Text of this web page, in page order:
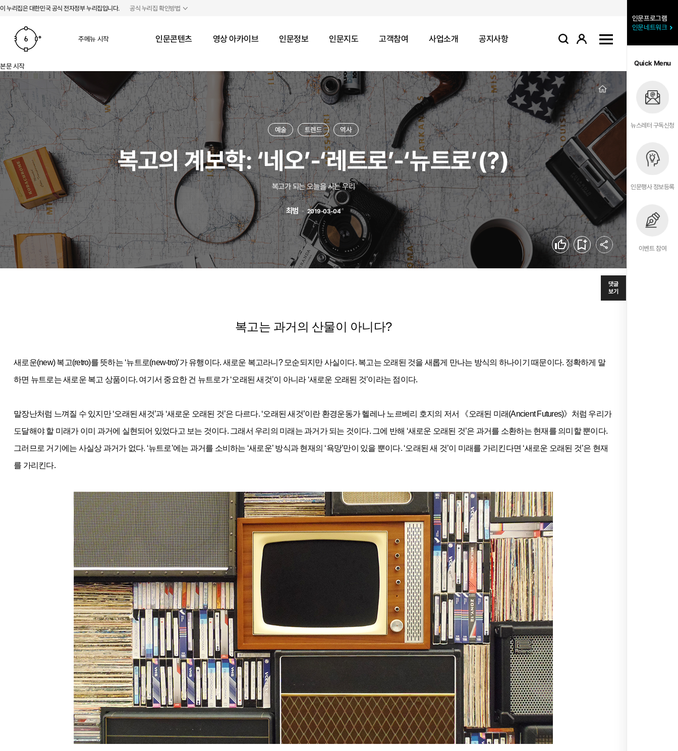
본문 바로가기
주메뉴 바로가기
이 누리집은 대한민국 공식 전자정부 누리집입니다. 공식 누리집 확인방법
주메뉴 시작 인문콘텐츠 영상 아카이브 인문정보 인문지도 고객참여 사업소개 공지사항 검색 로그인 사이트맵
인문프로그램
인문네트워크
Quick Menu
뉴스레터 구독신청
인문행사 정보등록
이벤트 참여
본문 시작
예술 트렌드 역사
복고의 계보학: ‘네오’-‘레트로’-‘뉴트로’(?)
복고가 되는 오늘을 사는 우리
최범 2019-03-04
공유하기
좋아요 북마크
복고는 과거의 산물이 아니다?
새로운(new) 복고(retro)를 뜻하는 ‘뉴트로(new-tro)’가 유행이다. 새로운 복고라니? 모순되지만 사실이다. 복고는 오래된 것을 새롭게 만나는 방식의 하나이기 때문이다. 정확하게 말
하면 뉴트로는 새로운 복고 상품이다. 여기서 중요한 건 뉴트로가 ‘오래된 새것’이 아니라 ‘새로운 오래된 것’이라는 점이다.
말장난처럼 느껴질 수 있지만 ‘오래된 새것’과 ‘새로운 오래된 것’은 다르다. ‘오래된 새것’이란 환경운동가 헬레나 노르베리 호지의 저서 《오래된 미래(Ancient Futures)》처럼 우리가
도달해야 할 미래가 이미 과거에 실현되어 있었다고 보는 것이다. 그래서 우리의 미래는 과거가 되는 것이다. 그에 반해 ‘새로운 오래된 것’은 과거를 소환하는 현재를 의미할 뿐이다.
그러므로 거기에는 사실상 과거가 없다. ‘뉴트로’에는 과거를 소비하는 ‘새로운’ 방식과 현재의 ‘욕망’만이 있을 뿐이다. ‘오래된 새 것’이 미래를 가리킨다면 ‘새로운 오래된 것’은 현재
를 가리킨다.
댓글
보기